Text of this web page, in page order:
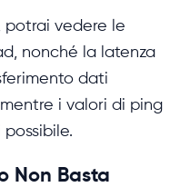
potrai vedere le
nonché la latenza
dati
i valori di ping
Non Basta